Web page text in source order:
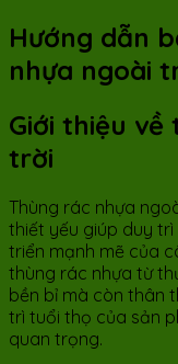
Hướng dẫn
nhựa ngoài
Giới thiệu
trời
Thùng rác nhựa
thiết yếu giúp duy
triển mạnh mẽ của
thùng rác nhựa từ
bền bỉ mà còn thân
trì tuổi thọ của sản
quan trọng.